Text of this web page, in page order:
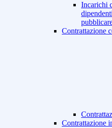
Incarichi
Contrattazione
Contrattazione